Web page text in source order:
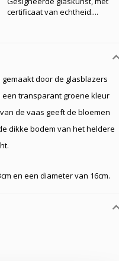
certificaat van echtheid....
door de glasblazers
een transparant groene kleur
de vaas geeft de bloemen
dikke bodem van het heldere
en een diameter van 16cm.